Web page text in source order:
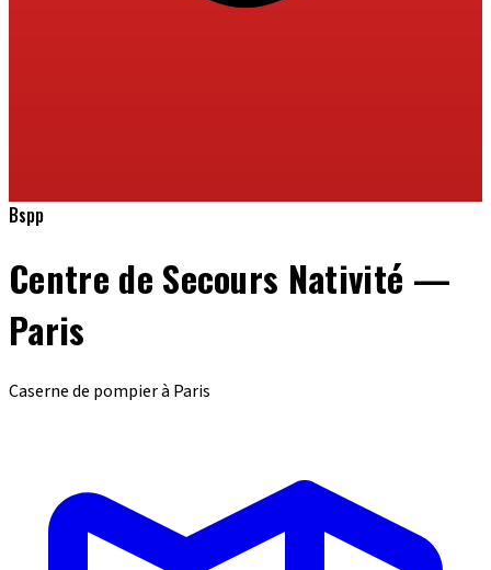
Bspp
Centre de Secours Nativité —
Paris
Caserne de pompier à Paris